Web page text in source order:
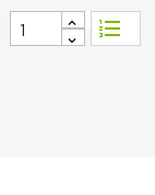
format_list_numbered